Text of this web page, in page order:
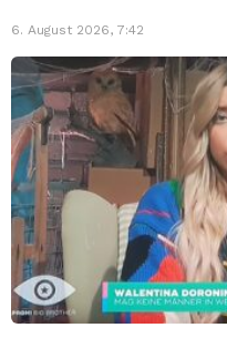
6. August 2026, 7:42